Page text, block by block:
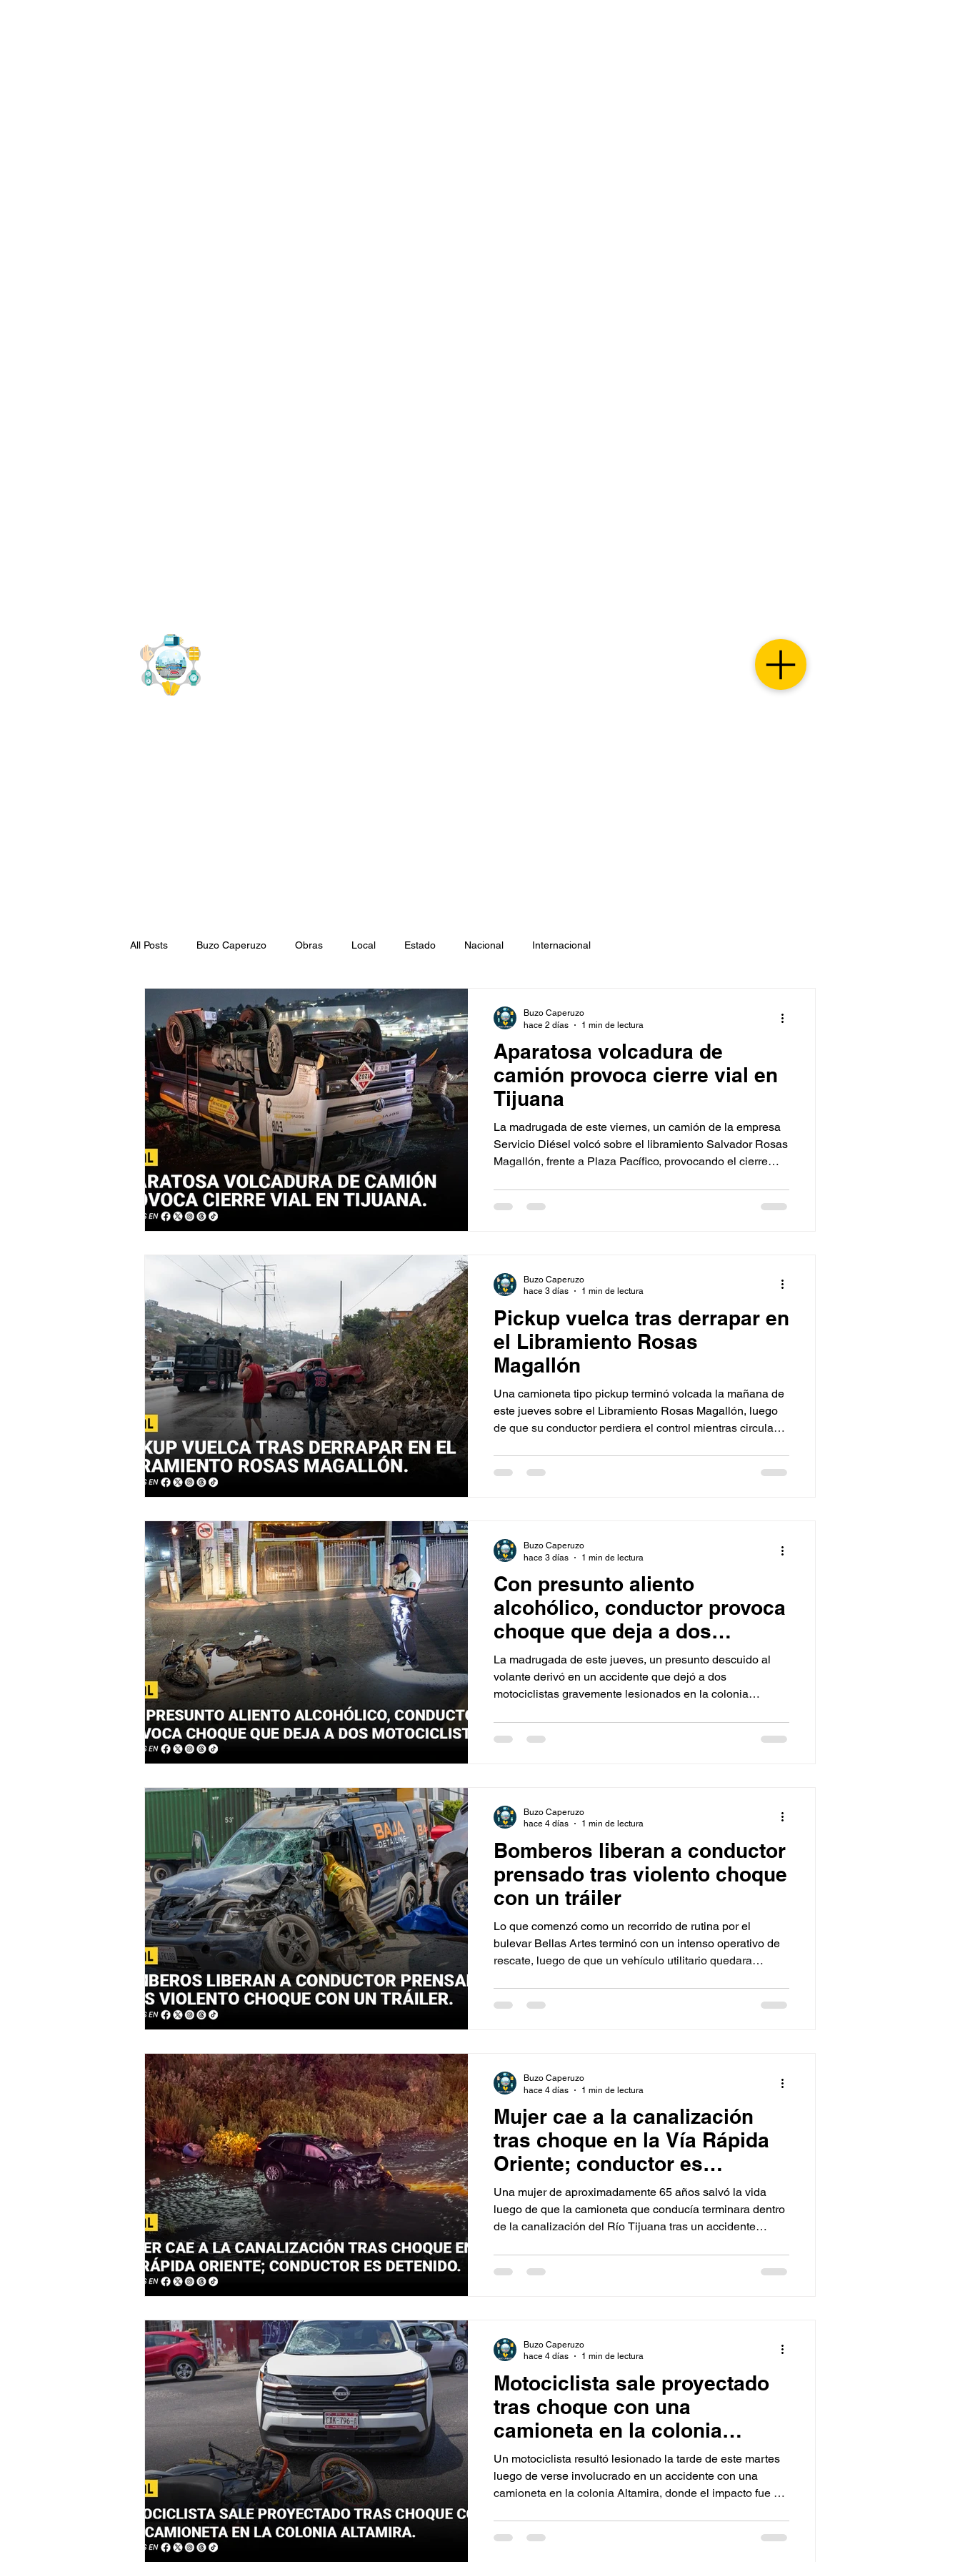
All Posts Buzo Caperuzo Obras Local Estado Nacional Internacional
Aparatosa volcadura de
camión provoca cierre vial en
Tijuana
La madrugada de este viernes, un camión de la empresa
Servicio Diésel volcó sobre el libramiento Salvador Rosas
Magallón, frente a Plaza Pacífico, provocando el cierre
Buzo Caperuzo
hace 2 días
1 min de lectura
Pickup vuelca tras derrapar en
el Libramiento Rosas
Magallón
Una camioneta tipo pickup terminó volcada la mañana de
este jueves sobre el Libramiento Rosas Magallón, luego
de que su conductor perdiera el control mientras circulaba
Buzo Caperuzo
hace 3 días
1 min de lectura
Con presunto aliento
alcohólico, conductor provoca
choque que deja a dos
motociclistas
La madrugada de este jueves, un presunto descuido al
volante derivó en un accidente que dejó a dos
motociclistas gravemente lesionados en la colonia
ruedas.
Buzo Caperuzo
hace 3 días
1 min de lectura
Bomberos liberan a conductor
prensado tras violento choque
con un tráiler
Lo que comenzó como un recorrido de rutina por el
bulevar Bellas Artes terminó con un intenso operativo de
rescate, luego de que un vehículo utilitario quedara
Buzo Caperuzo
hace 4 días
1 min de lectura
Mujer cae a la canalización
tras choque en la Vía Rápida
Oriente; conductor es
detenido
Una mujer de aproximadamente 65 años salvó la vida
luego de que la camioneta que conducía terminara dentro
de la canalización del Río Tijuana tras un accidente
Buzo Caperuzo
hace 4 días
1 min de lectura
Motociclista sale proyectado
tras choque con una
camioneta en la colonia
Altamira
Un motociclista resultó lesionado la tarde de este martes
luego de verse involucrado en un accidente con una
camioneta en la colonia Altamira, donde el impacto fue de
Buzo Caperuzo
hace 4 días
1 min de lectura